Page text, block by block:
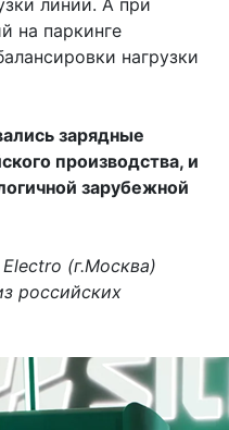
на паркинге
нагрузки
зарядные
производства, и
зарубежной
(г.Москва)
российских